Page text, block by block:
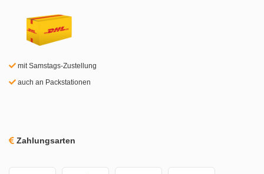
mit Samstags-Zustellung
auch an Packstationen
Zahlungsarten